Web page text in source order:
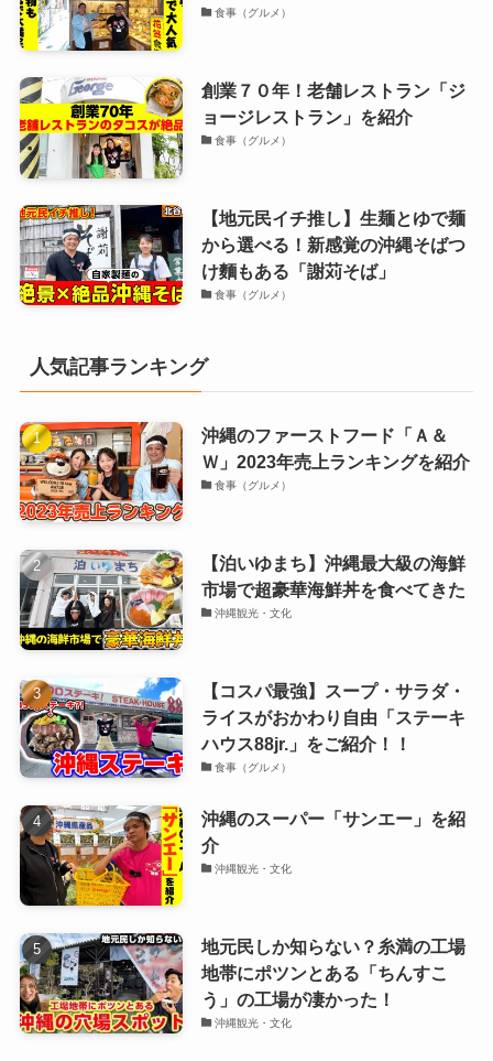
食事（グルメ）
創業７０年！老舗レストラン「ジ
ョージレストラン」を紹介
食事（グルメ）
【地元民イチ推し】生麺とゆで麺
から選べる！新感覚の沖縄そばつ
け麵もある「謝苅そば」
食事（グルメ）
人気記事ランキング
沖縄のファーストフード「Ａ＆
Ｗ」2023年売上ランキングを紹介
食事（グルメ）
【泊いゆまち】沖縄最大級の海鮮
市場で超豪華海鮮丼を食べてきた
沖縄観光・文化
【コスパ最強】スープ・サラダ・
ライスがおかわり自由「ステーキ
ハウス88jr.」をご紹介！！
食事（グルメ）
沖縄のスーパー「サンエー」を紹
介
沖縄観光・文化
地元民しか知らない？糸満の工場
地帯にポツンとある「ちんすこ
う」の工場が凄かった！
沖縄観光・文化